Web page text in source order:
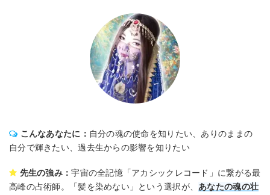
こんなあなたに： 自分の魂の使命を知りたい、ありのままの
自分で輝きたい、過去生からの影響を知りたい
先生の強み：宇宙の全記憶「アカシックレコード」に繋がる最
高峰の占術師。「髪を染めない」という選択が、あなたの魂の壮